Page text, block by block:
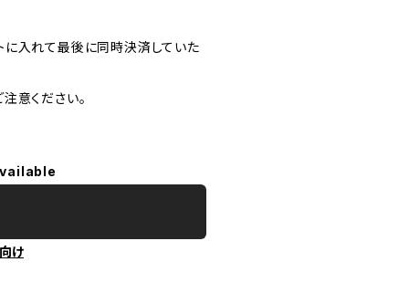
に入れて最後に同時決済していた
意ください。
け